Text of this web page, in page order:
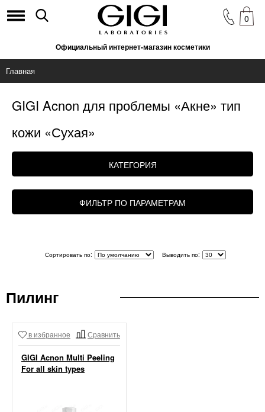
Официальный интернет-магазин косметики
0
Главная
КАТЕГОРИЯ
ФИЛЬТР ПО ПАРАМЕТРАМ
GIGI Acnon для проблемы «Акне» тип
кожи «Сухая»
Сортировать по: Выводить по:
Пилинг
в избранное Сравнить
GIGI Acnon Multi Peeling
For all skin types